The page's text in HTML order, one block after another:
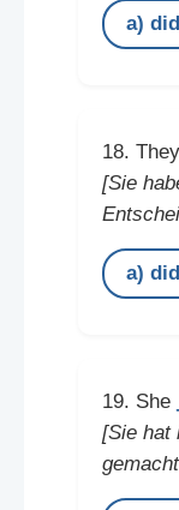
a)
18. They
[Sie
a)
19. She
[Sie hat